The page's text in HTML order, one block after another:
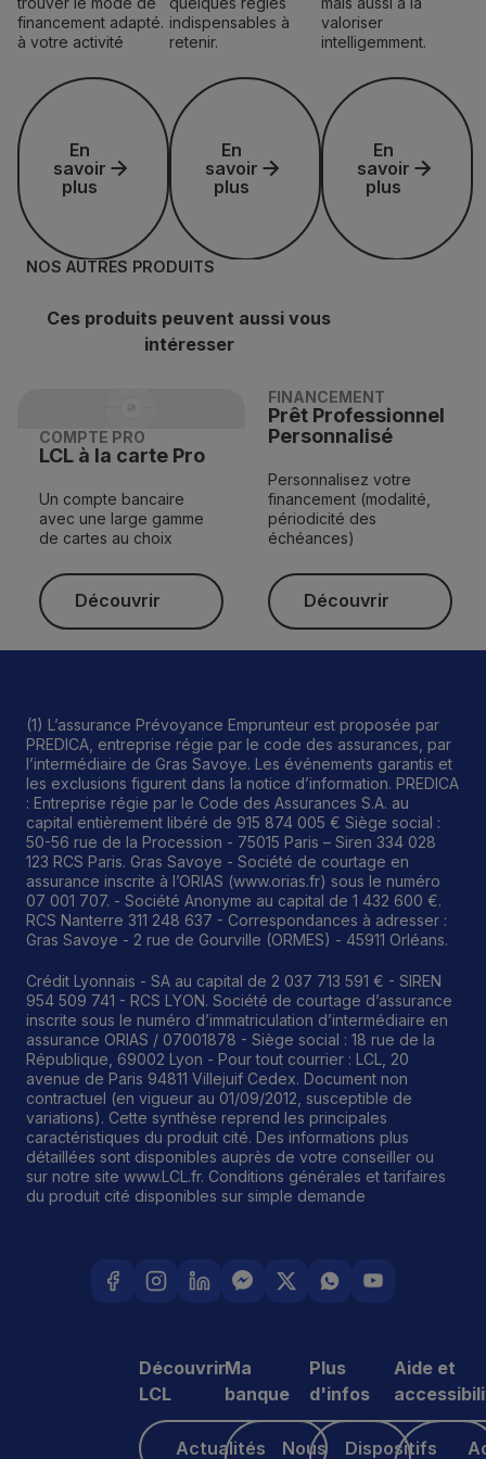
financement adapté.
à votre activité
En savoir plus
En
savoir
plus
indispensables à
retenir.
En savoir plus
En
savoir
plus
valoriser
intelligemment.
En savoir plus
En
savoir
plus
NOS AUTRES PRODUITS
Ces produits peuvent aussi vous
intéresser
COMPTE PRO
LCL à la carte Pro
Un compte bancaire
avec une large gamme
de cartes au choix
Découvrir
Découvrir
FINANCEMENT
Prêt Professionnel
Personnalisé
Personnalisez votre
financement (modalité,
périodicité des
échéances)
Découvrir
Découvrir
(1) L’assurance Prévoyance Emprunteur est proposée par
PREDICA, entreprise régie par le code des assurances, par
l’intermédiaire de Gras Savoye. Les événements garantis et
les exclusions figurent dans la notice d’information. PREDICA
: Entreprise régie par le Code des Assurances S.A. au
capital entièrement libéré de 915 874 005 € Siège social :
50-56 rue de la Procession - 75015 Paris – Siren 334 028
123 RCS Paris. Gras Savoye - Société de courtage en
assurance inscrite à l’ORIAS (www.orias.fr) sous le numéro
07 001 707. - Société Anonyme au capital de 1 432 600 €.
RCS Nanterre 311 248 637 - Correspondances à adresser :
Gras Savoye - 2 rue de Gourville (ORMES) - 45911 Orléans.
Crédit Lyonnais - SA au capital de 2 037 713 591 € - SIREN
954 509 741 - RCS LYON. Société de courtage d’assurance
inscrite sous le numéro d’immatriculation d’intermédiaire en
assurance ORIAS / 07001878 - Siège social : 18 rue de la
République, 69002 Lyon - Pour tout courrier : LCL, 20
avenue de Paris 94811 Villejuif Cedex. Document non
contractuel (en vigueur au 01/09/2012, susceptible de
variations). Cette synthèse reprend les principales
caractéristiques du produit cité. Des informations plus
détaillées sont disponibles auprès de votre conseiller ou
sur notre site www.LCL.fr. Conditions générales et tarifaires
du produit cité disponibles sur simple demande
Découvrir
LCL
Actualités
Actualités
Ma
banque
Nous contacter
Nous
Plus
d'infos
Dispositifs fiscaux
Dispositifs
Aide et
Accès